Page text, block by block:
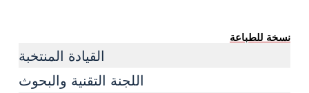
نسخة للطباعة
القيادة المنتخبة
اللجنة التقنية والبحوث